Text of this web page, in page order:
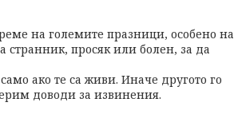
на големите празници, особено на
странник, просяк или болен, за да
ако те са живи. Иначе другото го
доводи за извинения.